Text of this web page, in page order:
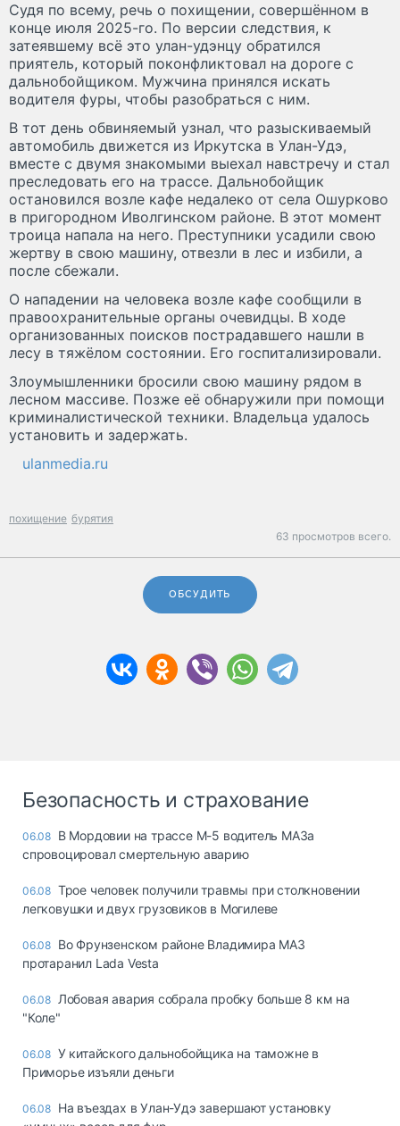
Судя по всему, речь о похищении, совершённом в
конце июля 2025-го. По версии следствия, к
затеявшему всё это улан-удэнцу обратился
приятель, который поконфликтовал на дороге с
дальнобойщиком. Мужчина принялся искать
водителя фуры, чтобы разобраться с ним.
В тот день обвиняемый узнал, что разыскиваемый
автомобиль движется из Иркутска в Улан-Удэ,
вместе с двумя знакомыми выехал навстречу и стал
преследовать его на трассе. Дальнобойщик
остановился возле кафе недалеко от села Ошурково
в пригородном Иволгинском районе. В этот момент
троица напала на него. Преступники усадили свою
жертву в свою машину, отвезли в лес и избили, а
после сбежали.
О нападении на человека возле кафе сообщили в
правоохранительные органы очевидцы. В ходе
организованных поисков пострадавшего нашли в
лесу в тяжёлом состоянии. Его госпитализировали.
Злоумышленники бросили свою машину рядом в
лесном массиве. Позже её обнаружили при помощи
криминалистической техники. Владельца удалось
установить и задержать.
ulanmedia.ru
похищение бурятия
63 просмотров всего.
ОБСУДИТЬ
Безопасность и страхование
06.08 В Мордовии на трассе М-5 водитель МАЗа
спровоцировал смертельную аварию
06.08 Трое человек получили травмы при столкновении
легковушки и двух грузовиков в Могилеве
06.08 Во Фрунзенском районе Владимира МАЗ
протаранил Lada Vesta
06.08 Лобовая авария собрала пробку больше 8 км на
"Коле"
06.08 У китайского дальнобойщика на таможне в
Приморье изъяли деньги
06.08 Ha въeздax в Улaн-Удэ зaвepшaют ycтaнoвкy